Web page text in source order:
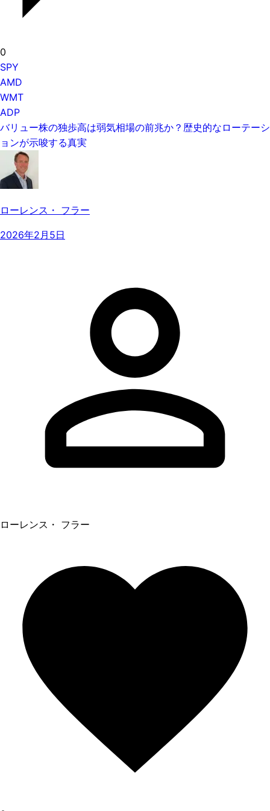
0
SPY
AMD
WMT
ADP
バリュー株の独歩高は弱気相場の前兆か？歴史的なローテーシ
ョンが示唆する真実
ローレンス・ フラー
2026年2月5日
ローレンス・ フラー